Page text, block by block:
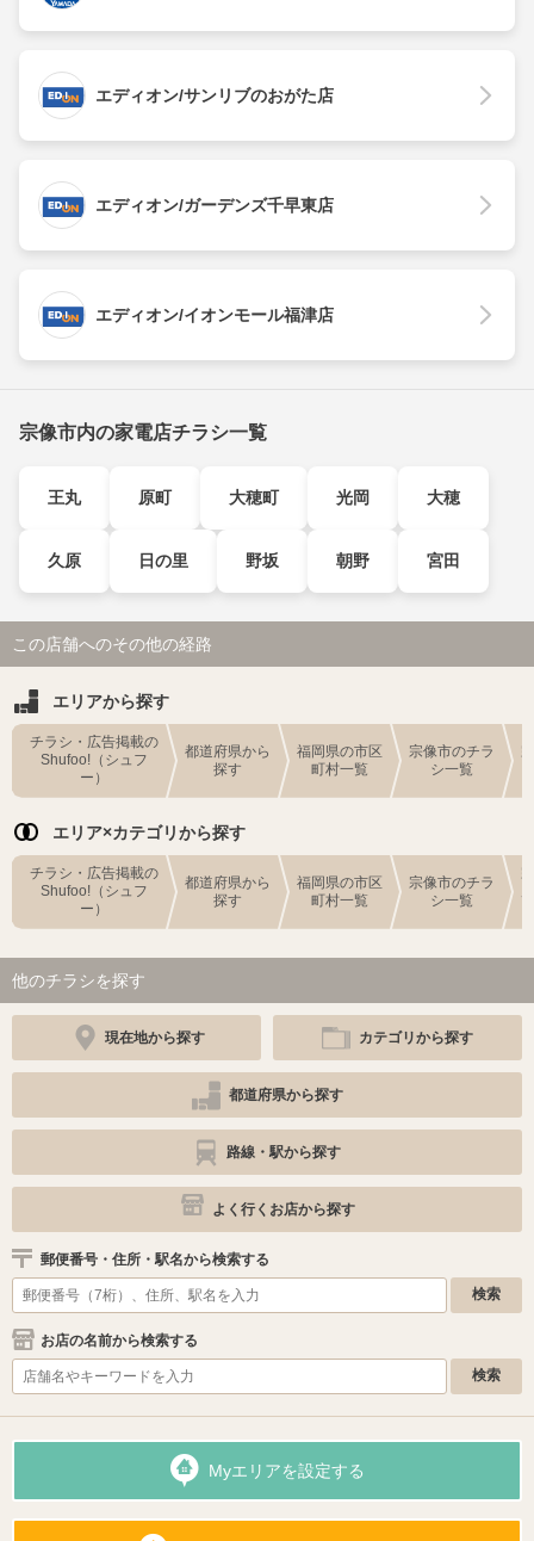
エディオン/サンリブのおがた店
エディオン/ガーデンズ千早東店
エディオン/イオンモール福津店
宗像市内の家電店チラシ一覧
王丸 原町 大穂町 光岡 大穂
久原 日の里 野坂 朝野 宮田
この店舗へのその他の経路
エリアから探す
チラシ・広告掲載の
Shufoo!（シュフ
ー）
都道府県から
探す
福岡県の市区
町村一覧
宗像市のチラ
シ一覧
エリア×カテゴリから探す
チラシ・広告掲載の
Shufoo!（シュフ
ー）
都道府県から
探す
福岡県の市区
町村一覧
宗像市のチラ
シ一覧
他のチラシを探す
現在地から探す カテゴリから探す
都道府県から探す
路線・駅から探す
よく行くお店から探す
郵便番号・住所・駅名から検索する
お店の名前から検索する
Myエリアを設定する